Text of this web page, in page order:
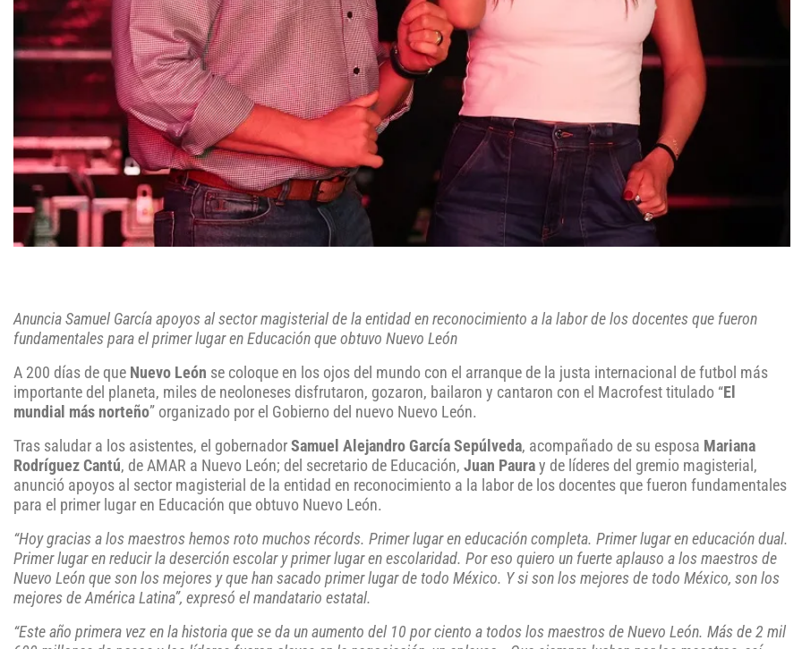
Anuncia Samuel García apoyos al sector magisterial de la entidad en reconocimiento a la labor de los docentes que fueron
fundamentales para el primer lugar en Educación que obtuvo Nuevo León
A 200 días de que Nuevo León se coloque en los ojos del mundo con el arranque de la justa internacional de futbol más
importante del planeta, miles de neoloneses disfrutaron, gozaron, bailaron y cantaron con el Macrofest titulado “El
mundial más norteño” organizado por el Gobierno del nuevo Nuevo León.
Tras saludar a los asistentes, el gobernador Samuel Alejandro García Sepúlveda, acompañado de su esposa Mariana
Rodríguez Cantú, de AMAR a Nuevo León; del secretario de Educación, Juan Paura y de líderes del gremio magisterial,
anunció apoyos al sector magisterial de la entidad en reconocimiento a la labor de los docentes que fueron fundamentales
para el primer lugar en Educación que obtuvo Nuevo León.
“Hoy gracias a los maestros hemos roto muchos récords. Primer lugar en educación completa. Primer lugar en educación dual.
Primer lugar en reducir la deserción escolar y primer lugar en escolaridad. Por eso quiero un fuerte aplauso a los maestros de
Nuevo León que son los mejores y que han sacado primer lugar de todo México. Y si son los mejores de todo México, son los
mejores de América Latina”, expresó el mandatario estatal.
“Este año primera vez en la historia que se da un aumento del 10 por ciento a todos los maestros de Nuevo León. Más de 2 mil